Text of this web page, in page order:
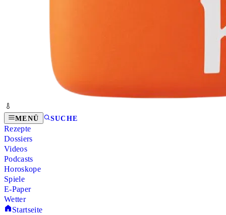
MENÜ SUCHE
Rezepte
Dossiers
Videos
Podcasts
Horoskope
Spiele
E-Paper
Wetter
Startseite